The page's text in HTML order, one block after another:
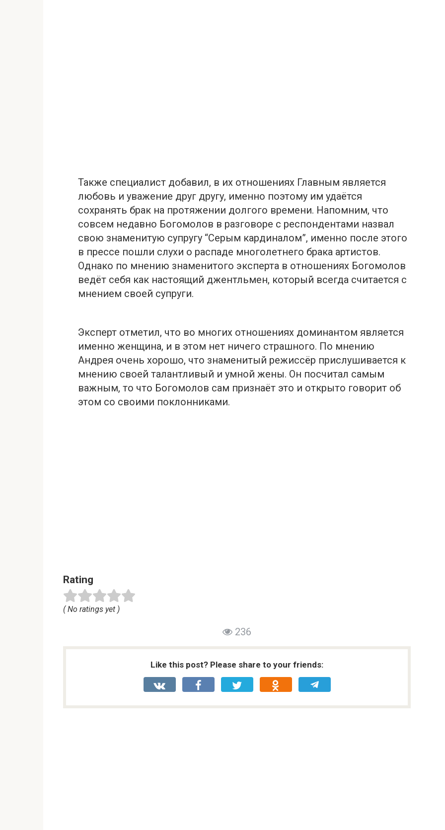
Также специалист добавил, в их отношениях Главным является
любовь и уважение друг другу, именно поэтому им удаётся
сохранять брак на протяжении долгого времени. Напомним, что
совсем недавно Богомолов в разговоре с респондентами назвал
свою знаменитую супругу “Серым кардиналом”, именно после этого
в прессе пошли слухи о распаде многолетнего брака артистов.
Однако по мнению знаменитого эксперта в отношениях Богомолов
ведёт себя как настоящий джентльмен, который всегда считается с
мнением своей супруги.
Эксперт отметил, что во многих отношениях доминантом является
именно женщина, и в этом нет ничего страшного. По мнению
Андрея очень хорошо, что знаменитый режиссёр прислушивается к
мнению своей талантливый и умной жены. Он посчитал самым
важным, то что Богомолов сам признаёт это и открыто говорит об
этом со своими поклонниками.
Rating
( No ratings yet )
236
Like this post? Please share to your friends: